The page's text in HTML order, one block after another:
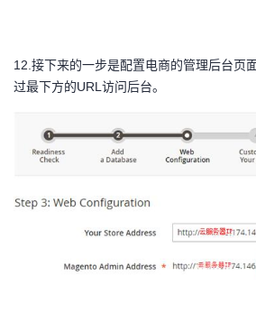
12.接下来的一步是配置电商的管理后台页
过最下方的URL访问后台。